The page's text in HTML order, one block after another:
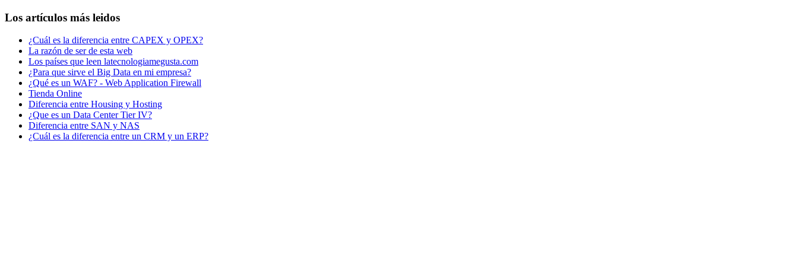
Los artículos más leidos
¿Cuál es la diferencia entre CAPEX y OPEX?
La razón de ser de esta web
Los países que leen latecnologiamegusta.com
¿Para que sirve el Big Data en mi empresa?
¿Qué es un WAF? - Web Application Firewall
Tienda Online
Diferencia entre Housing y Hosting
¿Que es un Data Center Tier IV?
Diferencia entre SAN y NAS
¿Cuál es la diferencia entre un CRM y un ERP?